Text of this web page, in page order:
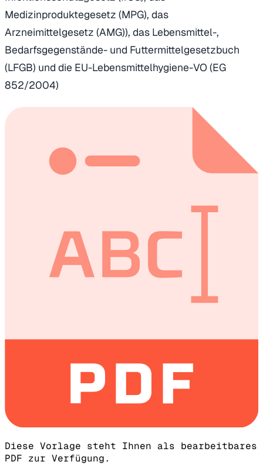
Medizinproduktegesetz (MPG), das
Arzneimittelgesetz (AMG)), das Lebensmittel-,
Bedarfsgegenstände- und Futtermittelgesetzbuch
(LFGB) und die EU-Lebensmittelhygiene-VO (EG
852/2004)
Diese Vorlage steht Ihnen als bearbeitbares
PDF zur Verfügung.